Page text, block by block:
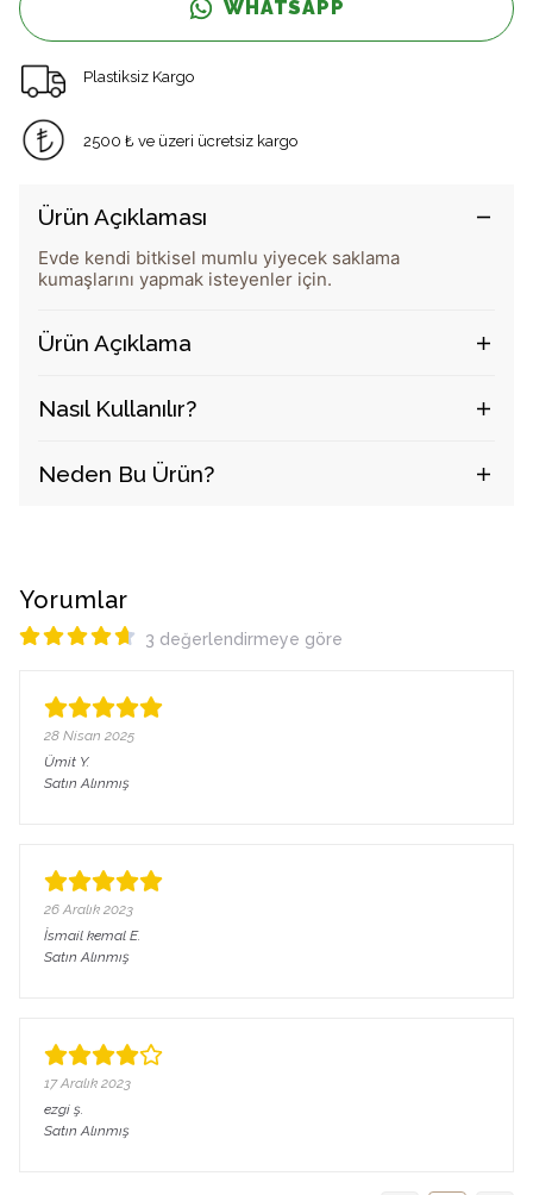
WHATSAPP
Plastiksiz Kargo
2500 ₺ ve üzeri ücretsiz kargo
Ürün Açıklaması
Evde kendi bitkisel mumlu yiyecek saklama
kumaşlarını yapmak isteyenler için.
Ürün Açıklama
Nasıl Kullanılır?
Neden Bu Ürün?
Yorumlar
3 değerlendirmeye göre
28 Nisan 2025
Ümit Y.
Satın Alınmış
26 Aralık 2023
İsmail kemal E.
Satın Alınmış
17 Aralık 2023
ezgi ş.
Satın Alınmış